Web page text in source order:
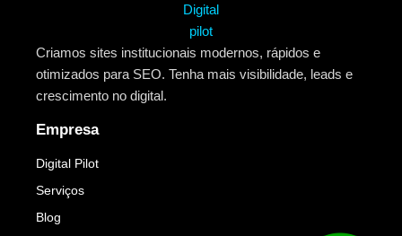
Criamos sites institucionais modernos, rápidos e
otimizados para SEO. Tenha mais visibilidade, leads e
crescimento no digital.
Empresa
Digital Pilot
Serviços
Blog